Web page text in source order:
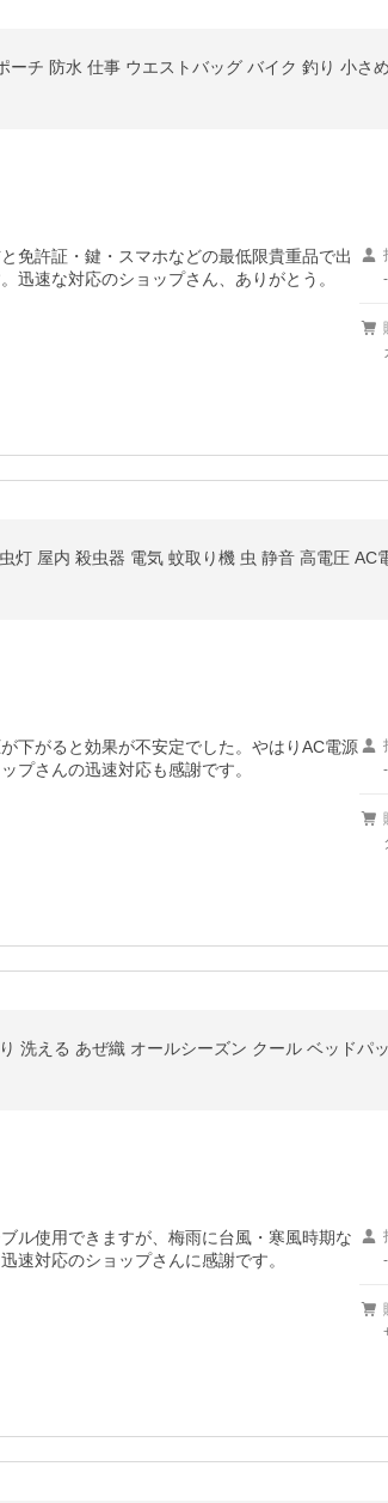
免許証・鍵・スマホなどの最低限貴重品で出
迅速な対応のショップさん、ありがとう。
-
灯 屋内 殺虫器 電気 蚊取り機 虫 静音 高電圧 AC
下がると効果が不安定でした。やはりAC電源
プさんの迅速対応も感謝です。
-
洗える あぜ織 オールシーズン クール ベッドパ
ル使用できますが、梅雨に台風・寒風時期な
速対応のショップさんに感謝です。
-